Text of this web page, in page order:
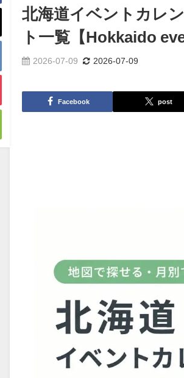
北海道イベントカレ
ト一覧【Hokkaido
2026-07-09 2026-07-09
Facebook post